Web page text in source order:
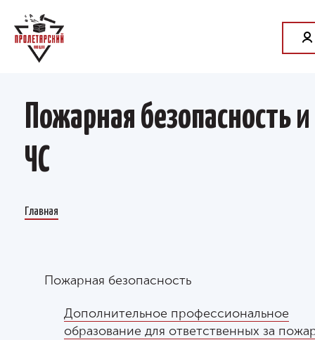
Пожарная безопасность
ЧС
Главная
Пожарная безопасность
Дополнительное профессиональное
образование для ответственных за